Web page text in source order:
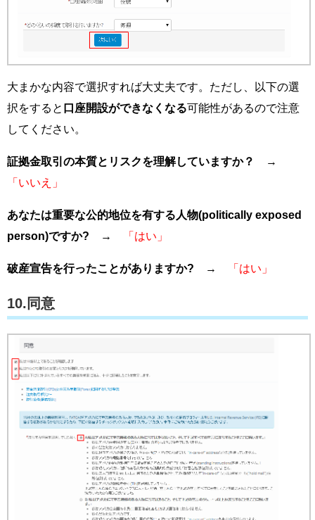
大まかな内容で選択すれば大丈夫です。ただし、以下の選
択をすると 口座開設ができなくなる可能性があるので注意
してください。
証拠金取引の本質とリスクを理解していますか？
→
「いいえ」
あなたは重要な公的地位を有する人物(politically exposed
person)ですか? → 「はい」
破産宣告を行ったことがありますか? → 「はい」
10.同意